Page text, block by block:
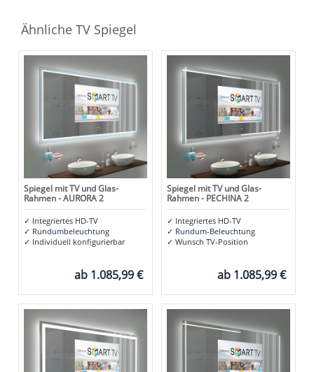
Ähnliche TV Spiegel
Spiegel mit TV und Glas-
Rahmen - AURORA 2
✓ Integriertes HD-TV
✓ Rundumbeleuchtung
✓ Individuell konfigurierbar
ab 1.085,99 €
Spiegel mit TV und Glas-
Rahmen - PECHINA 2
✓ Integriertes HD-TV
✓ Rundum-Beleuchtung
✓ Wunsch TV-Position
ab 1.085,99 €